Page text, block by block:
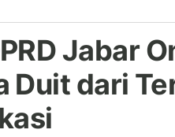
Jabar
Duit dari